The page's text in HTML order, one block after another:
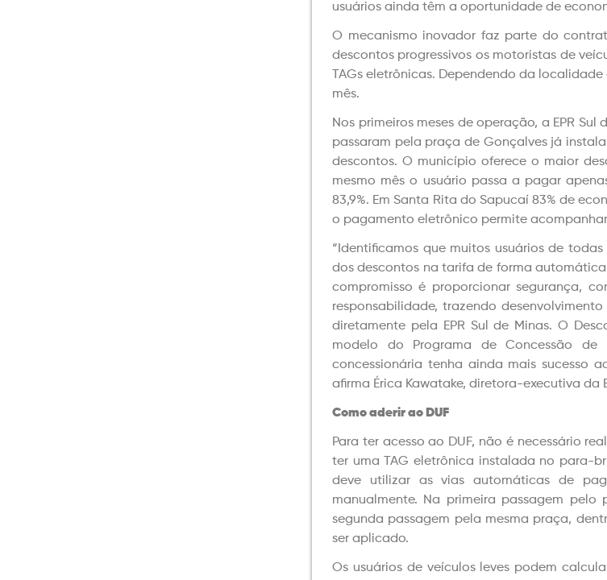
usuários ainda têm a oportunidade de
O mecanismo inovador faz parte do
descontos progressivos os motoristas de
TAGs eletrônicas. Dependendo da
mês.
Nos primeiros meses de operação, a EPR
passaram pela praça de Gonçalves já
descontos. O município oferece o maior
mesmo mês o usuário passa a pagar
83,9%. Em Santa Rita do Sapucaí 83% de
o pagamento eletrônico permite
“Identificamos que muitos usuários de
dos descontos na tarifa de forma
compromisso é proporcionar segurança,
responsabilidade, trazendo
diretamente pela EPR Sul de Minas. O
modelo do Programa de Concessão
concessionária tenha ainda mais sucesso
afirma Érica Kawatake, diretora-executiva da
Como aderir ao DUF
Para ter acesso ao DUF, não é necessário
ter uma TAG eletrônica instalada no para-
deve utilizar as vias automáticas de
manualmente. Na primeira passagem
segunda passagem pela mesma praça,
ser aplicado.
Os usuários de veículos leves podem